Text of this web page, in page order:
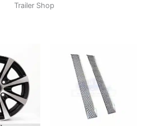
Trailer Shop